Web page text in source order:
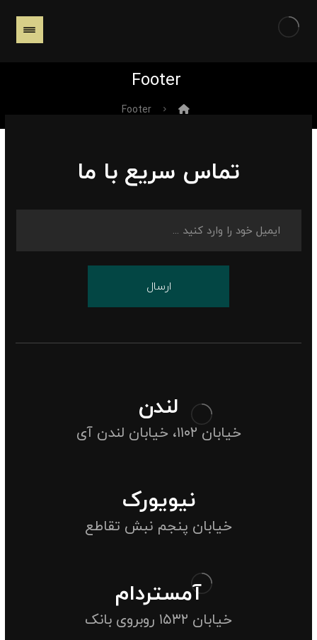
Footer
Footer
تماس سریع با ما
ارسال
لندن
خیابان ۱۱۰۲، خیابان لندن آی
نیویورک
خیابان پنجم نبش تقاطع
آمستردام
خیابان ۱۵۳۲ روبروی بانک